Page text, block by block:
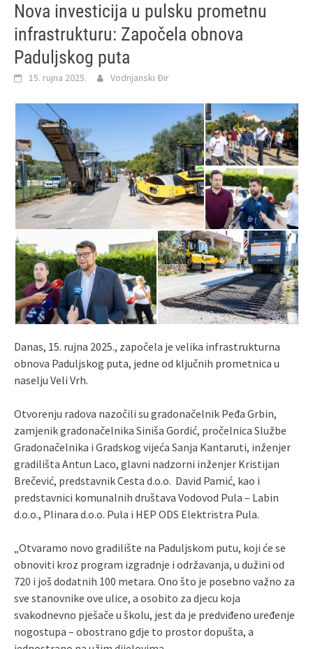
Nova investicija u pulsku prometnu
infrastrukturu: Započela obnova
Paduljskog puta
15. rujna 2025. Vodnjanski Đir
Danas, 15. rujna 2025., započela je velika infrastrukturna
obnova Paduljskog puta, jedne od ključnih prometnica u
naselju Veli Vrh.
Otvorenju radova nazočili su gradonačelnik Peđa Grbin,
zamjenik gradonačelnika Siniša Gordić, pročelnica Službe
Gradonačelnika i Gradskog vijeća Sanja Kantaruti, inženjer
gradilišta Antun Laco, glavni nadzorni inženjer Kristijan
Brečević, predstavnik Cesta d.o.o. David Pamić, kao i
predstavnici komunalnih društava Vodovod Pula – Labin
d.o.o., Plinara d.o.o. Pula i HEP ODS Elektristra Pula.
„Otvaramo novo gradilište na Paduljskom putu, koji će se
obnoviti kroz program izgradnje i održavanja, u dužini od
720 i još dodatnih 100 metara. Ono što je posebno važno za
sve stanovnike ove ulice, a osobito za djecu koja
svakodnevno pješače u školu, jest da je predviđeno uređenje
nogostupa – obostrano gdje to prostor dopušta, a